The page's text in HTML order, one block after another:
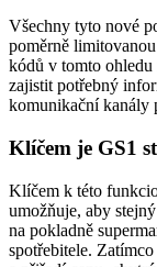
Všechny tyto nové
poměrně
kódů v tomto
zajistit potřebný
komunikační kanály
Klíčem je GS1
Klíčem k této
umožňuje, aby
na pokladně
spotřebitele.